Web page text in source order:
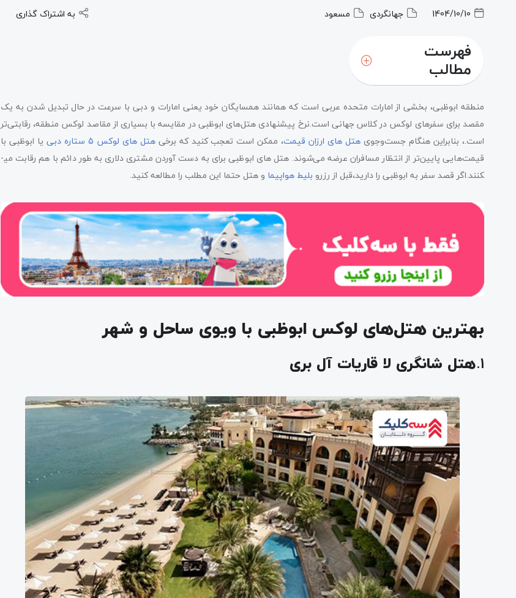
1404/10/10 جهانگردی مسعود به اشتراک گذاری
فهرست
مطالب
منطقه ابوظبی، بخشی از امارات متحده عربی است که همانند همسایگان خود یعنی امارات و دبی با سرعت در حال تبدیل شدن به یک
مقصد برای سفر­های لوکس در کلاس جهانی است.نرخ پیشنهادی هتل‌های ابوظبی در مقایسه با بسیاری از مقاصد لوکس منطقه، رقابتی‌تر
است.، بنابراین هنگام جست‌وجوی هتل های ارزان قیمت، ممکن است تعجب کنید که برخیهتل های لوکس 5 ستاره دبی
یا ابوظبی با
قیمت‌هایی پایین‌تر از انتظار مسافران عرضه می‌شوند. هتل ‌های ابوظبی برای به دست آوردن مشتری دلاری به طور دائم با هم رقابت می­
کنند.اگر قصد سفر به ابوظبی را دارید،قبل از رزرو بلیط هواپیما و هتل حتما این مطلب را مطالعه کنید.
بهترین هتل‌های لوکس ابوظبی با ویوی ساحل و شهر
1. هتل شانگری لا قاریات آل بری